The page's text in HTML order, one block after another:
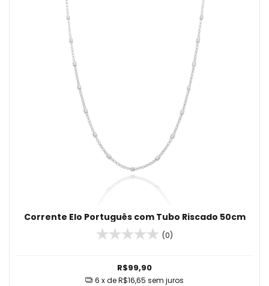
Corrente Elo Português com Tubo Riscado 50cm
(0)
R$99,90
6 x deR$16,65 sem juros